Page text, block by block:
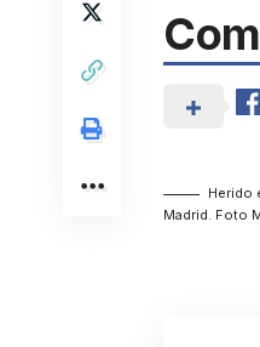
Herido
Madrid. Foto